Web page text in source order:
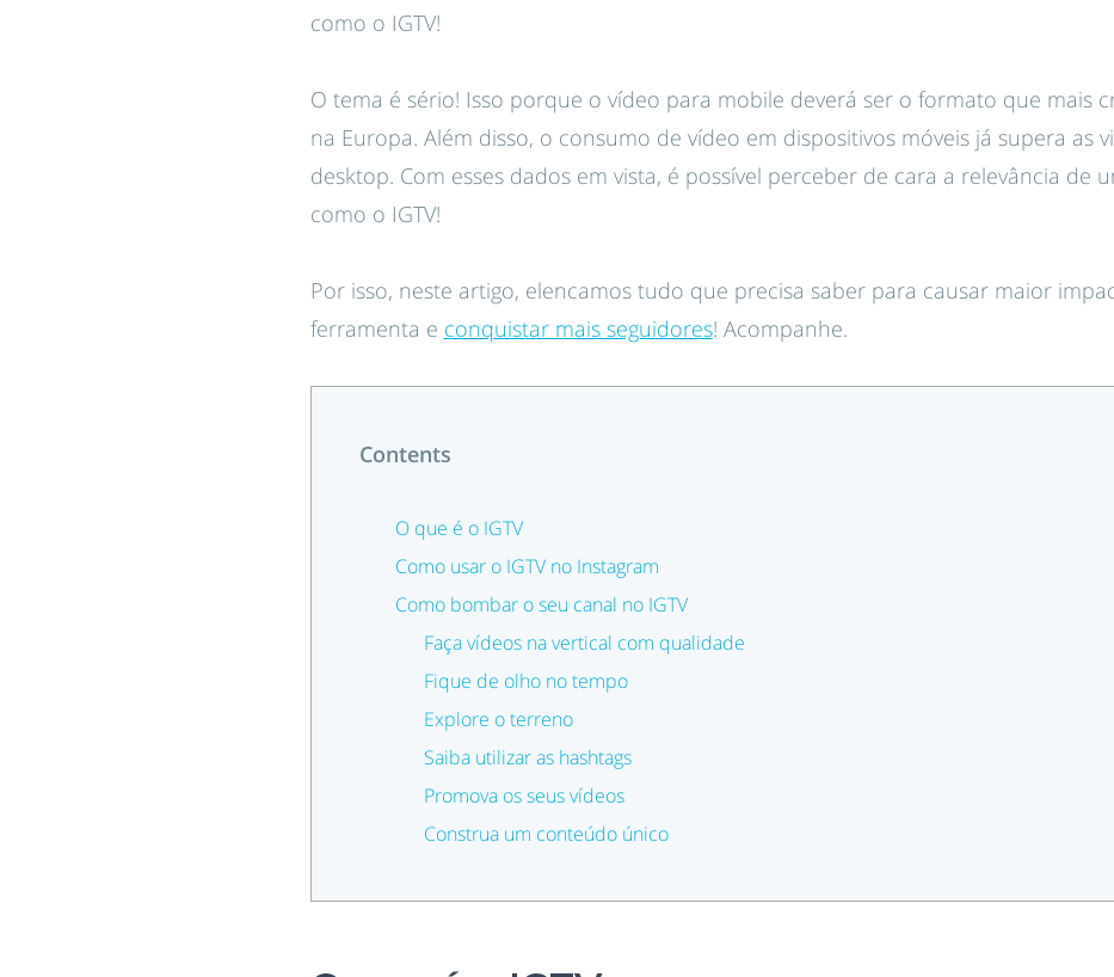
como o IGTV!
O tema é sério! Isso porque o vídeo para mobile deverá ser o formato que mais
na Europa. Além disso, o consumo de vídeo em dispositivos móveis já supera as
desktop. Com esses dados em vista, é possível perceber de cara a relevância de
como o IGTV!
Por isso, neste artigo, elencamos tudo que precisa saber para causar maior
ferramenta e conquistar mais seguidores! Acompanhe.
Contents
O que é o IGTV
Como usar o IGTV no Instagram
Como bombar o seu canal no IGTV
Faça vídeos na vertical com qualidade
Fique de olho no tempo
Explore o terreno
Saiba utilizar as hashtags
Promova os seus vídeos
Construa um conteúdo único